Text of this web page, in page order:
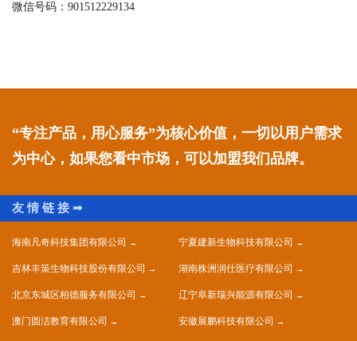
微信号码：901512229134
“专注产品，用心服务”为核心价值，一切以用户需求
为中心，如果您看中市场，可以加盟我们品牌。
海南凡奇科技集团有限公司 宁夏建新生物科技有限公司
吉林丰策生物科技股份有限公司 湖南株洲润仕医疗有限公司
北京东城区柏德服务有限公司 辽宁阜新瑞兴能源有限公司
澳门圆洁教育有限公司 安徽展鹏科技有限公司